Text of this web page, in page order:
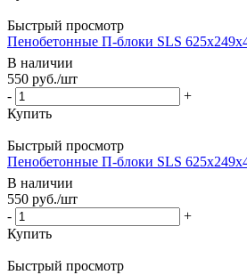
Быстрый просмотр
Пенобетонные П-блоки SLS
В наличии
550 руб./шт
-
+
Купить
Быстрый просмотр
Пенобетонные П-блоки SLS
В наличии
550 руб./шт
-
+
Купить
Быстрый просмотр